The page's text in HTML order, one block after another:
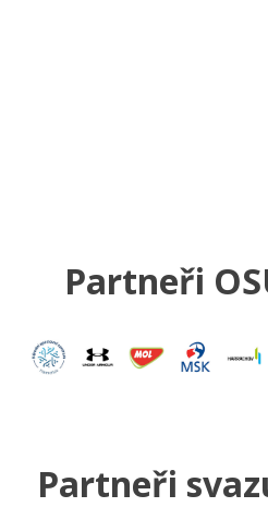
Partneři
Partneři